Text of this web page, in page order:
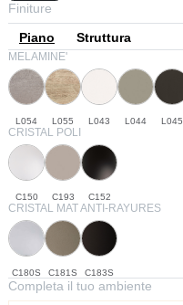
Finiture
Piano
Struttura
MELAMINE'
L054 L055 L043 L044 L045
CRISTAL POLI
C150 C193 C152
CRISTAL MAT ANTI-RAYURES
C180S C181S C183S
Completa il tuo ambiente